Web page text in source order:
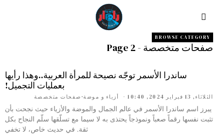
BROWSE CATEGORY
صفحات متخصصة - Page 2
ساندرا الأسمر توجّه نصيحة للمرأة العربية..وهذا رأيها
بعمليات التجميل!
الثلاثاء, 13 فبراير 2024, 10:40 أزياء و موضة· صفحات متخصصة
يبرز اسم ساندرا الأسمر في عالم الجمال والموضة والأزياء حيث نجحت بأن
تثبت نفسها رقماً صعباً ونموذجاً يحتذى به لا سيما مع تسلّقها سلّم النجاح بكل
ثقة. في حديث خاص، لا تخفي